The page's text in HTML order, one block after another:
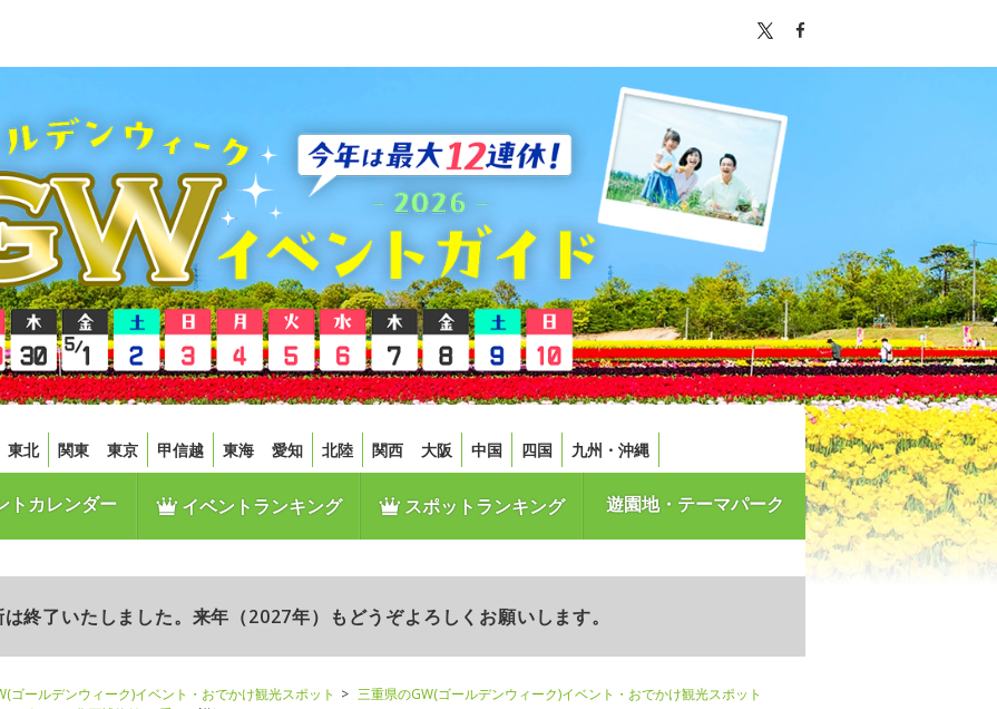
東北 関東 東京 甲信越 東海 愛知 北陸 関西 大阪 中国 四国 九州・沖縄
トカレンダー イベントランキング スポットランキング 遊園地・テーマパーク
終了いたしました。来年（2027年）もどうぞよろしくお願いします。
ゴールデンウィーク)イベント・おでかけ観光スポット
三重県のGW(ゴールデンウィーク)イベント・おでかけ観光スポット